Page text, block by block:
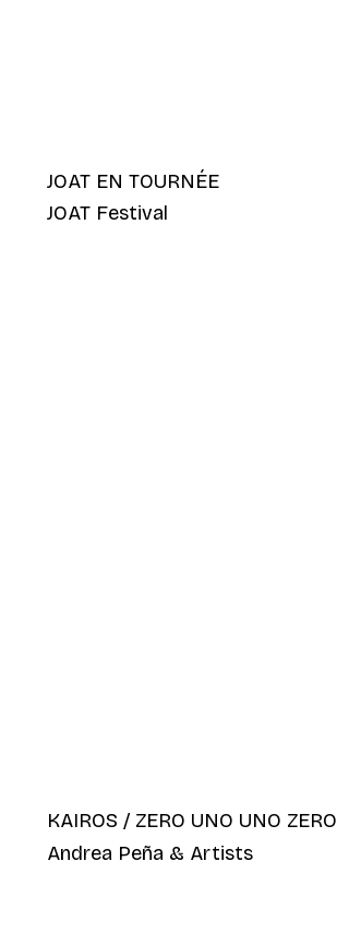
JOAT EN TOURNÉE
JOAT Festival
KAIROS / ZERO UNO UNO ZERO
Andrea Peña & Artists